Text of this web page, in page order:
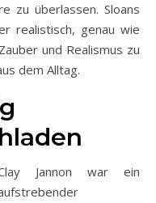
zu überlassen. Sloans
realistisch, genau wie
und Realismus zu
dem Alltag.
Jannon war ein